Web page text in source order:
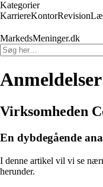
Kategorier
KarriereKontorRevision
MarkedsMeninger.dk
Virksomheden
En dybdegående
I denne artikel vil vi se
herunder.